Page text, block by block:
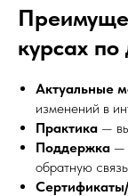
курсах по
Актуальные
изменений в
Практика —
Поддержка —
обратную